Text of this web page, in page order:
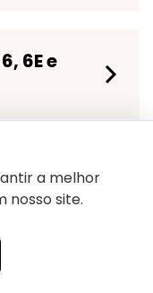
6E e
a melhor
nosso site.